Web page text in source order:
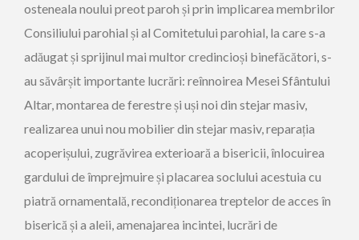
osteneala noului preot paroh și prin implicarea membrilor
Consiliului parohial și al Comitetului parohial, la care s-a
adăugat și sprijinul mai multor credincioși binefăcători, s-
au săvârșit importante lucrări: reînnoirea Mesei Sfântului
Altar, montarea de ferestre și uși noi din stejar masiv,
realizarea unui nou mobilier din stejar masiv,reparația
acoperișului, zugrăvirea exterioară a bisericii, înlocuirea
gardului de împrejmuire și placarea soclului acestuia cu
piatră ornamentală, recondiționarea treptelor de acces în
biserică și a aleii, amenajarea incintei, lucrări de